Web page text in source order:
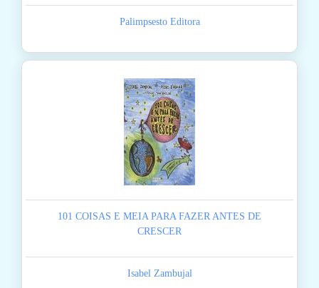
Palimpsesto Editora
101 COISAS E MEIA PARA FAZER ANTES DE
CRESCER
Isabel Zambujal